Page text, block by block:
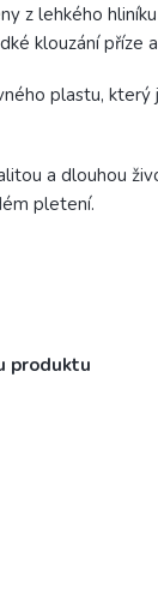
z lehkého
klouzání příze
plastu,
a dlouhou
pletení.
produktu